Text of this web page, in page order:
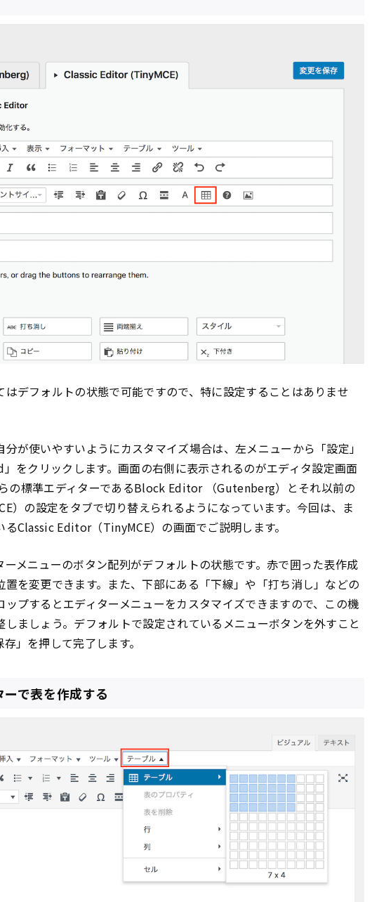
はデフォルトの状態で可能ですので、特に設定することはありませ
が使いやすいようにカスタマイズ場合は、左メニューから「設定」
をクリックします。画面の右側に表示されるのがエディタ設定画面
の標準エディターであるBlock Editor （Gutenberg）とそれ以前の
）の設定をタブで切り替えられるようになっています。今回は、ま
Classic Editor（TinyMCE）の画面でご説明します。
メニューのボタン配列がデフォルトの状態です。赤で囲った表作成
置を変更できます。また、下部にある「下線」や「打ち消し」などの
ップするとエディターメニューをカスタマイズできますので、この機
ましょう。デフォルトで設定されているメニューボタンを外すこと
」を押して完了します。
で表を作成する